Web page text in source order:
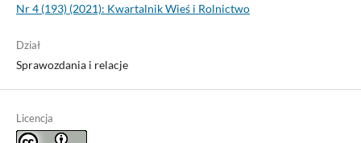
Nr 4 (193) (2021): Kwartalnik Wieś i Rolnictwo
Dział
Sprawozdania i relacje
Licencja